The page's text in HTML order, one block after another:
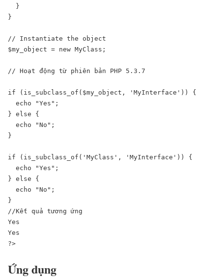
  }
}
// Instantiate the object
$my_object = new MyClass;
// Hoạt động từ phiên bản PHP 5.3.7
if (is_subclass_of($my_object, 'MyInterface')) {
  echo "Yes";
} else {
  echo "No";
}
if (is_subclass_of('MyClass', 'MyInterface')) {
  echo "Yes";
} else {
  echo "No";
}
//Kết quả tương ứng
Yes
Yes
?>
Ứng dụng